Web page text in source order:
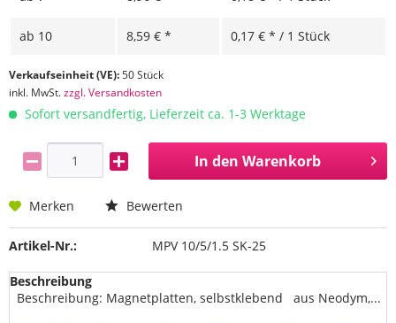
ab 10 8,59 € * 0,17 € * / 1 Stück
Verkaufseinheit (VE):50 Stück
inkl. MwSt.zzgl. Versandkosten
Sofort versandfertig, Lieferzeit ca. 1-3 Werktage
In den Warenkorb
Merken Bewerten
Artikel-Nr.: MPV 10/5/1.5 SK-25
Beschreibung
Beschreibung: Magnetplatten, selbstklebend aus Neodym,...